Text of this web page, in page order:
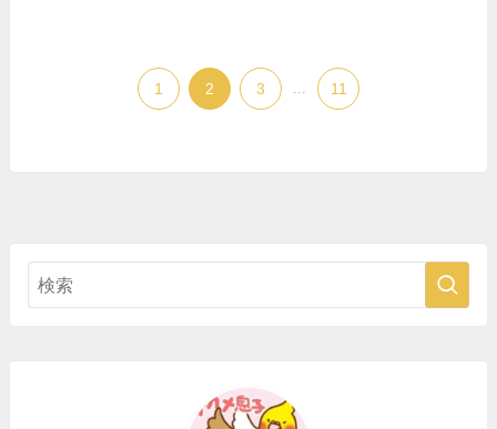
1 2 3 ... 11